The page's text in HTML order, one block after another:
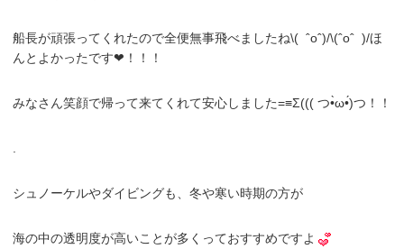
船長が頑張ってくれたので全便無事飛べましたね\( ˆoˆ)/\(ˆoˆ )/ほ
んとよかったです❤︎！！！
みなさん笑顔で帰って来てくれて安心しました=≡Σ((( つ•̀ω•́)つ！！
シュノーケルやダイビングも、冬や寒い時期の方が
海の中の透明度が高いことが多くっておすすめですよ